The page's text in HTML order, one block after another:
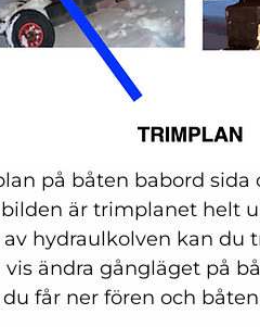
på båten babord
bilden är trimplanet helt
hydraulkolven kan du
ändra gångläget på
får ner fören och